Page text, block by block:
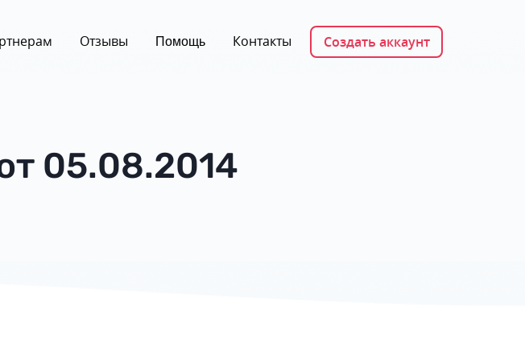
Отзывы Помощь Контакты Создать аккаунт
05.08.2014